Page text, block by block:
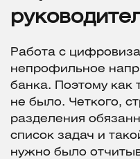
Работа с
непрофильное
банка. Поэтому как
не было. Четкого,
разделения
список задач и
нужно было